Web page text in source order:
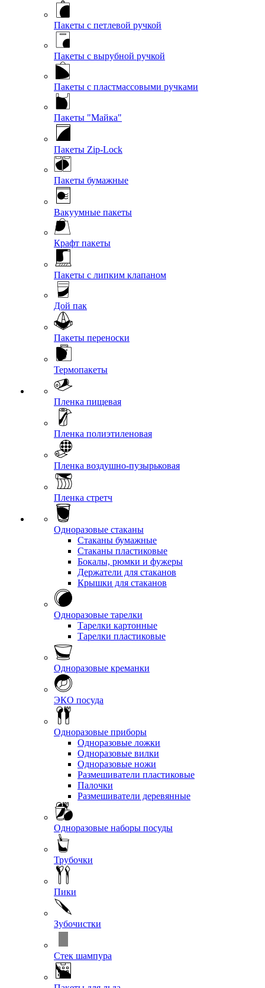
Пакеты с петлевой ручкой
Пакеты с вырубной ручкой
Пакеты с пластмассовыми ручками
Пакеты "Майка"
Пакеты Zip-Lock
Пакеты бумажные
Вакуумные пакеты
Крафт пакеты
Пакеты с липким клапаном
Дой пак
Пакеты переноски
Термопакеты
Пленка пищевая
Пленка полиэтиленовая
Пленка воздушно-пузырьковая
Пленка стретч
Одноразовые стаканы
Стаканы бумажные
Стаканы пластиковые
Бокалы, рюмки и фужеры
Держатели для стаканов
Крышки для стаканов
Одноразовые тарелки
Тарелки картонные
Тарелки пластиковые
Одноразовые креманки
ЭКО посуда
Одноразовые приборы
Одноразовые ложки
Одноразовые вилки
Одноразовые ножи
Размешиватели пластиковые
Палочки
Размешиватели деревянные
Одноразовые наборы посуды
Трубочки
Пики
Зубочистки
Стек шампура